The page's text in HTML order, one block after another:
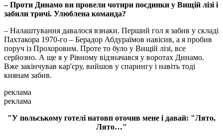
– Проти Динамо ви провели чотири поєдинки у Вищій лізі і
забили тричі. Улюблена команда?
– Налаштування давалося взнаки. Перший гол я забив у складі
Пахтакора 1970-го – Берадор Абдураїмов навісив, а я пробив
поруч із Прохоровим. Проте то було у Вищій лізі, все
серйозно. А ще я у Рівному відзначався у воротах Динамо.
Вже закінчував кар'єру, вийшов у спарингу і навіть тоді
киянам забив.
реклама
реклама
"У польському готелі натовп оточив мене і давай: "Лято,
Лято…"